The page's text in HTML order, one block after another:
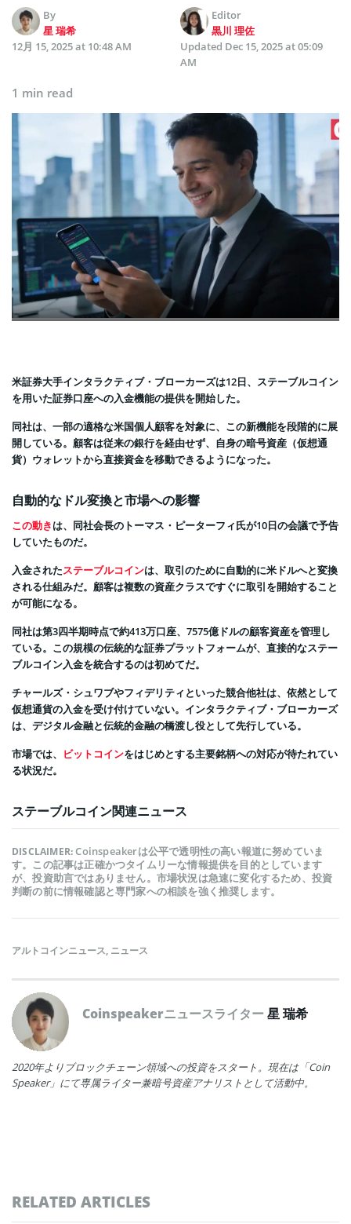
By
星 瑞希
Editor
黒川 理佐
12月 15, 2025 at 10:48 AM
Updated Dec 15, 2025 at 05:09
AM
1 min read
米証券大手インタラクティブ・ブローカーズは12日、ステーブルコイン
を用いた証券口座への入金機能の提供を開始した。
同社は、一部の適格な米国個人顧客を対象に、この新機能を段階的に展
開している。顧客は従来の銀行を経由せず、自身の暗号資産（仮想通
貨）ウォレットから直接資金を移動できるようになった。
自動的なドル変換と市場への影響
この動きは、同社会長のトーマス・ピーターフィ氏が10日の会議で予告
していたものだ。
入金されたステーブルコインは、取引のために自動的に米ドルへと変換
される仕組みだ。顧客は複数の資産クラスですぐに取引を開始すること
が可能になる。
同社は第3四半期時点で約413万口座、7575億ドルの顧客資産を管理し
ている。この規模の伝統的な証券プラットフォームが、直接的なステー
ブルコイン入金を統合するのは初めてだ。
チャールズ・シュワブやフィデリティといった競合他社は、依然として
仮想通貨の入金を受け付けていない。インタラクティブ・ブローカーズ
は、デジタル金融と伝統的金融の橋渡し役として先行している。
市場では、
ビットコインをはじめとする主要銘柄への対応が待たれてい
る状況だ。
ステーブルコイン関連ニュース
DISCLAIMER:Coinspeakerは公平で透明性の高い報道に努めていま
す。この記事は正確かつタイムリーな情報提供を目的としています
が、投資助言ではありません。市場状況は急速に変化するため、投資
判断の前に情報確認と専門家への相談を強く推奨します。
アルトコインニュース, ニュース
Coinspeakerニュースライター星 瑞希
2020年よりブロックチェーン領域への投資をスタート。現在は「Coin
Speaker」にて専属ライター兼暗号資産アナリストとして活動中。
RELATED ARTICLES